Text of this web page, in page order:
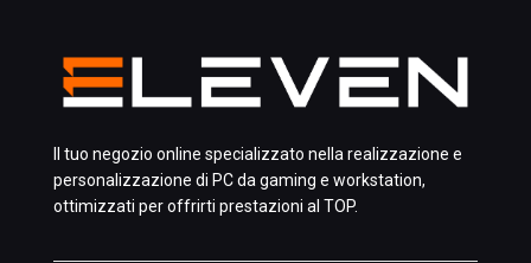
Il tuo negozio online specializzato nella realizzazione e
personalizzazione di PC da gaming e workstation,
ottimizzati per offrirti prestazioni al TOP.